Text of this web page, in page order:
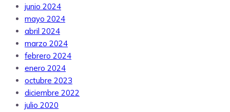
junio 2024
mayo 2024
abril 2024
marzo 2024
febrero 2024
enero 2024
octubre 2023
diciembre 2022
julio 2020